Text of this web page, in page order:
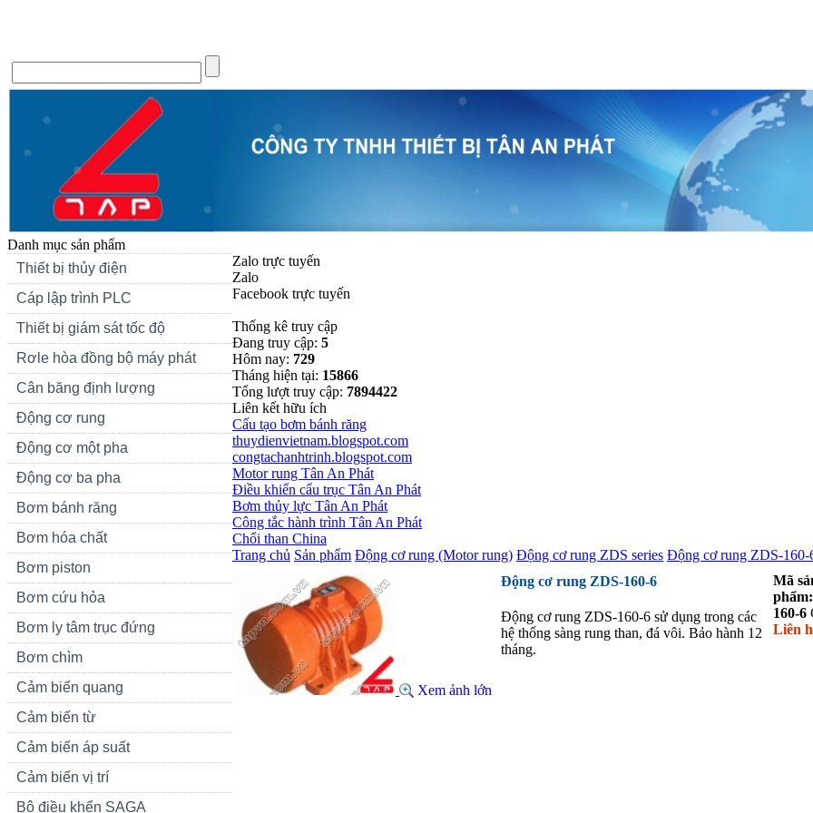
Danh mục sản phẩm
Thiết bị thủy điện
Cáp lập trình PLC
Thiết bị giám sát tốc độ
Rơle hòa đồng bộ máy phát
Cân băng định lượng
Động cơ rung
Động cơ một pha
Động cơ ba pha
Bơm bánh răng
Bơm hóa chất
Bơm piston
Bơm cứu hỏa
Bơm ly tâm trục đứng
Bơm chìm
Cảm biến quang
Cảm biến từ
Cảm biến áp suất
Cảm biến vị trí
Bộ điều khển SAGA
Zalo trực tuyến
Zalo
Facebook trực tuyến
Thống kê truy cập
Đang truy cập: 5
Hôm nay: 729
Tháng hiện tại: 15866
Tổng lượt truy cập: 7894422
Liên kết hữu ích
Cấu tạo bơm bánh răng
thuydienvietnam.blogspot.com
congtachanhtrinh.blogspot.com
Motor rung Tân An Phát
Điều khiển cẩu trục Tân An Phát
Bơm thủy lực Tân An Phát
Công tắc hành trình Tân An Phát
Chổi than China
Trang chủ Sản phẩm Động cơ rung (Motor rung) Động cơ rung ZDS series Động cơ rung ZDS-160-
Xem ảnh lớn
Động cơ rung ZDS-160-6
Động cơ rung ZDS-160-6 sử dụng trong các
hệ thống sàng rung than, đá vôi. Bảo hành 12
tháng.
Mã
160-6
Liên